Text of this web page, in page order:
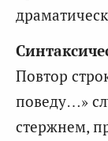
Повтор
поведу…»
стержнем,